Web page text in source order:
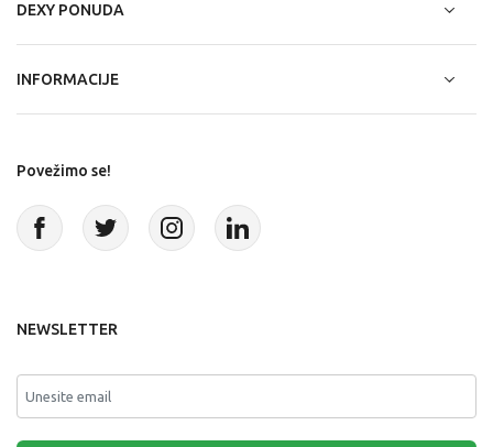
DEXY PONUDA
INFORMACIJE
Povežimo se!
NEWSLETTER